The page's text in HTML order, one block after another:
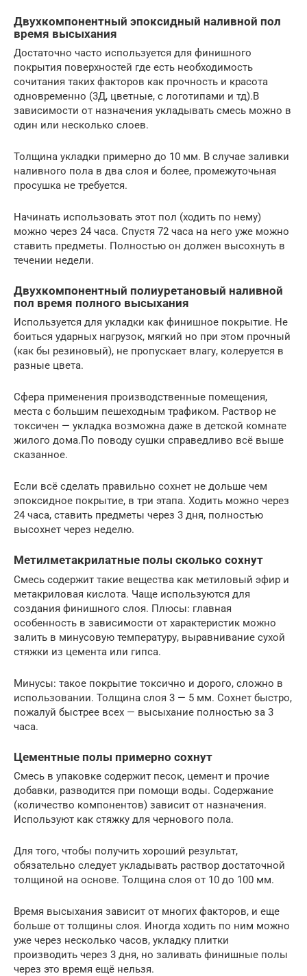
Двухкомпонентный эпоксидный наливной пол
время высыхания
Достаточно часто используется для финишного
покрытия поверхностей где есть необходимость
сочитания таких факторов как прочность и красота
одновременно (3Д, цветные, с логотипами и тд).В
зависимости от назначения укладывать смесь можно в
один или несколько слоев.
Толщина укладки примерно до 10 мм. В случае заливки
наливного пола в два слоя и более, промежуточьная
просушка не требуется.
Начинать использовать этот пол (ходить по нему)
можно через 24 часа. Спустя 72 часа на него уже можно
ставить предметы. Полностью он должен высохнуть в
течении недели.
Двухкомпонентный полиуретановый наливной
пол время полного высыхания
Используется для укладки как финишное покрытие. Не
боиться ударных нагрузок, мягкий но при этом прочный
(как бы резиновый), не пропускает влагу, колеруется в
разные цвета.
Сфера применения производственные помещения,
места с большим пешеходным трафиком. Раствор не
токсичен — укладка возможна даже в детской комнате
жилого дома.По поводу сушки справедливо всё выше
сказанное.
Если всё сделать правильно сохнет не дольше чем
эпоксидное покрытие, в три этапа. Ходить можно через
24 часа, ставить предметы через 3 дня, полностью
высохнет через неделю.
Метилметакрилатные полы сколько сохнут
Смесь содержит такие вещества как метиловый эфир и
метакриловая кислота. Чаще используются для
создания финишного слоя. Плюсы: главная
особенность в зависимости от характеристик можно
залить в минусовую температуру, выравнивание сухой
стяжки из цемента или гипса.
Минусы: такое покрытие токсично и дорого, сложно в
использовании. Толщина слоя 3 — 5 мм. Сохнет быстро,
пожалуй быстрее всех — высыхание полностью за 3
часа.
Цементные полы примерно сохнут
Смесь в упаковке содержит песок, цемент и прочие
добавки, разводится при помощи воды. Содержание
(количество компонентов) зависит от назначения.
Используют как стяжку для чернового пола.
Для того, чтобы получить хороший результат,
обязательно следует укладывать раствор достаточной
толщиной на основе. Толщина слоя от 10 до 100 мм.
Время высыхания зависит от многих факторов, и еще
больше от толщины слоя. Иногда ходить по ним можно
уже через несколько часов, укладку плитки
производить через 3 дня, но заливать финишные полы
через это время ещё нельзя.